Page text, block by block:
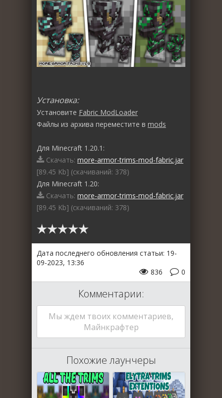
Установка:
Установите Fabric ModLoader
Файлы из архива переместите в mods
Для Minecraft 1.20.1:
Скачать: more-armor-trims-mod-fabric.jar
[89.45 Kb] (cкачиваний: 378)
Для Minecraft 1.20:
Скачать: more-armor-trims-mod-fabric.jar
[89.45 Kb] (cкачиваний: 378)
Дата последнего обновления статьи: 19-
09-2023, 13:36
0
836
Комментарии:
Мы ждем твоих комментариев,
Майнкрафтер
Похожие лаунчеры